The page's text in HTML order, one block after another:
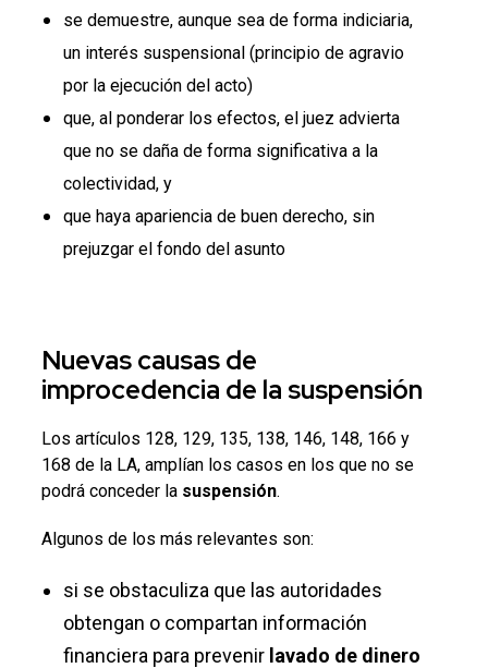
se demuestre, aunque sea de forma indiciaria,
un interés suspensional (principio de agravio
por la ejecución del acto)
que, al ponderar los efectos, el juez advierta
que no se daña de forma significativa a la
colectividad, y
que haya apariencia de buen derecho, sin
prejuzgar el fondo del asunto
Nuevas causas de
improcedencia de lasuspensión
Los artículos 128, 129, 135, 138, 146, 148, 166 y
168 de la LA, amplían los casos en los que no se
podrá conceder la suspensión.
Algunos de los más relevantes son:
si se obstaculiza que las autoridades
obtengan o compartan información
financiera para prevenir lavado de dinero